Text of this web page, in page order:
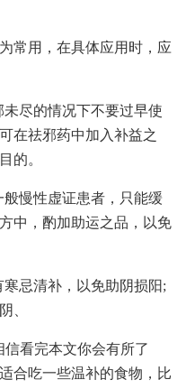
常用，在具体应用时，应
未尽的情况下不要过早使
在祛邪药中加入补益之
的。
般慢性虚证患者，只能缓
中，酌加助运之品，以免
忌清补，以免助阴损阳;
、
看完本文你会有所了
合吃一些温补的食物，比